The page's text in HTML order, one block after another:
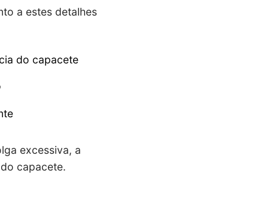
a estes detalhes
do capacete
excessiva, a
capacete.